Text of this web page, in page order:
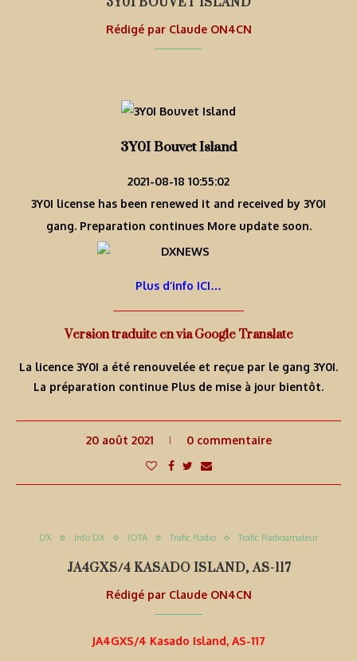
Rédigé par Claude ON4CN
3Y0I Bouvet Island
2021-08-18 10:55:02
3Y0I license has been renewed it and received by 3Y0I
gang. Preparation continues More update soon.
Plus d’info ICI…
Version traduite en via Google Translate
La licence 3Y0I a été renouvelée et reçue par le gang 3Y0I.
La préparation continue Plus de mise à jour bientôt.
20 août 2021 0 commentaire
DX Info DX IOTA Trafic Radio Trafic Radioamateur
JA4GXS/4 KASADO ISLAND, AS-117
Rédigé par Claude ON4CN
JA4GXS/4 Kasado Island, AS-117